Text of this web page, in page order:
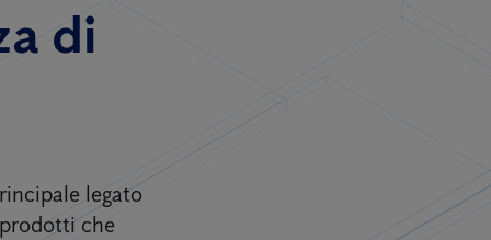
di
legato
che